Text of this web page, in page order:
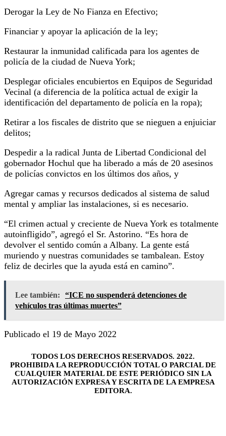
Derogar la Ley de No Fianza en Efectivo;
Financiar y apoyar la aplicación de la ley;
Restaurar la inmunidad calificada para los agentes de
policía de la ciudad de Nueva York;
Desplegar oficiales encubiertos en Equipos de Seguridad
Vecinal (a diferencia de la política actual de exigir la
identificación del departamento de policía en la ropa);
Retirar a los fiscales de distrito que se nieguen a enjuiciar
delitos;
Despedir a la radical Junta de Libertad Condicional del
gobernador Hochul que ha liberado a más de 20 asesinos
de policías convictos en los últimos dos años, y
Agregar camas y recursos dedicados al sistema de salud
mental y ampliar las instalaciones, si es necesario.
“El crimen actual y creciente de Nueva York es totalmente
autoinfligido”, agregó el Sr. Astorino. “Es hora de
devolver el sentido común a Albany. La gente está
muriendo y nuestras comunidades se tambalean. Estoy
feliz de decirles que la ayuda está en camino”.
Lee también:
“ICE no suspenderá detenciones de
vehículos tras últimas muertes”
Publicado el 19 de Mayo 2022
TODOS LOS DERECHOS RESERVADOS. 2022.
PROHIBIDA LA REPRODUCCIÓN TOTAL O PARCIAL DE
CUALQUIER MATERIAL DE ESTE PERIÓDICO SIN LA
AUTORIZACIÓN EXPRESA Y ESCRITA DE LA EMPRESA
EDITORA.